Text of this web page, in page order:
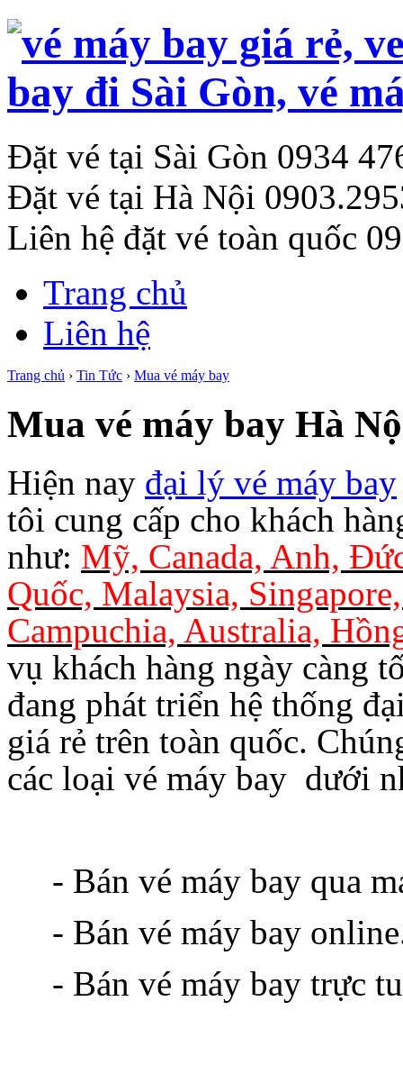
Đặt vé tại Sài Gòn 0934
Đặt vé tại Hà Nội
Liên hệ đặt vé toàn quốc
Trang chủ
Liên hệ
Trang chủ › Tin Tức › Mua vé máy bay
Mua vé máy bay Hà
Hiện nay đại lý vé máy bay
tôi cung cấp cho khách
như: Mỹ, Canada, Anh,
Quốc, Malaysia,
Campuchia, Australia,
vụ khách hàng ngày càng
đang phát triển hệ thống
giá rẻ trên toàn quốc.
các loại vé máy bay dưới
- Bán vé máy bay qua
- Bán vé máy bay
- Bán vé máy bay trực